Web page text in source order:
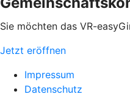
Sie möchten das VR-
Jetzt eröffnen
Impressum
Datenschutz